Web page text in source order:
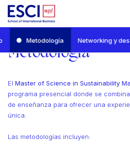
Master of Science in Sustainability
Metodología
Metodología Networking y
Metodología
El Master of Science in Sustainability
programa presencial donde se
de enseñanza para ofrecer una
única.
Las metodologías incluyen: